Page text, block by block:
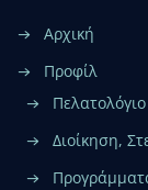
Αρχική
Προφίλ
Πελατολόγιο
Διοίκηση,